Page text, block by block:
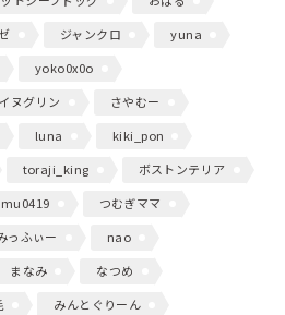
ジャンクロ
yuna
yoko0x0o
イヌグリン
さやむー
luna
kiki_pon
toraji_king
ボストンテリア
つむぎママ
っふぃー
nao
まなみ
なつめ
みんとぐりーん